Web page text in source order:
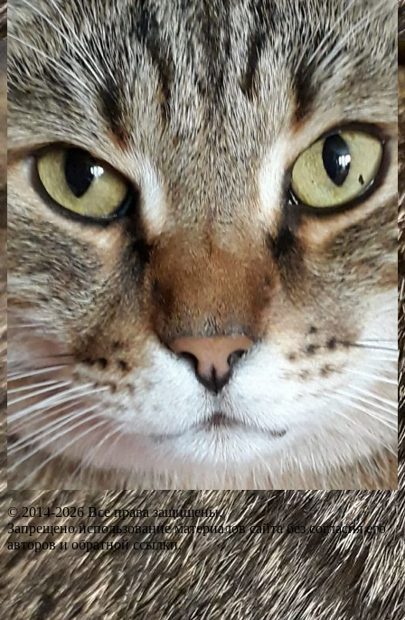
© 2014-2026 Все права защищены.
Запрещено использование материалов сайта без согласия его
авторов и обратной ссылки.